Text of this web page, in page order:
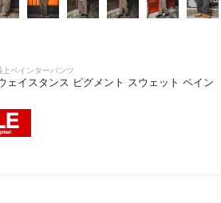
ペインターパンツ
ェイスタンス ピグメント スウェット ペイン